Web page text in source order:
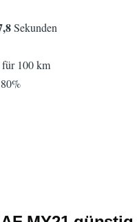
Sekunden
100 km